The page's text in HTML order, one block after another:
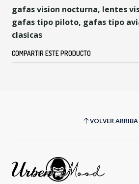
gafas vision nocturna, lentes
gafas tipo piloto, gafas tipo
clasicas
COMPARTIR ESTE PRODUCTO
VOLVER ARRIBA